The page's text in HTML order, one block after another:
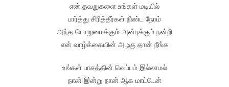
என் தவறுகளை உங்கள் மடியில்
பார்த்து சிரித்தீர்கள் நீண்ட நேரம்
அந்த பொறுமைக்கும் அன்புக்கும் நன்றி
என் வாழ்க்கையின் அழகு தான் நீங்க
உங்கள் பாசத்தின் வெப்பம் இல்லாமல்
நான் இன்று நான் ஆக மாட்டேன்